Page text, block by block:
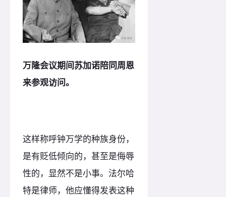
万隆会议期间苏加诺陪同周恩
来参观访问。
这样称呼钟万学的种族身份，
是有贬低倾向的，甚至是侮辱
性的，显然不是小事。法尔哈
特是律师，他应懂得发表这种